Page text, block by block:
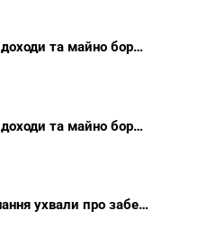
Декларація про доходи та майно боржника фізичної особи (бланк) + інструкція
Декларація про доходи та майно боржника юридичної особи (бланк) + інструкція
Заява про виконання ухвали про забезпечення позову (зразок, шаблон 2025 року)